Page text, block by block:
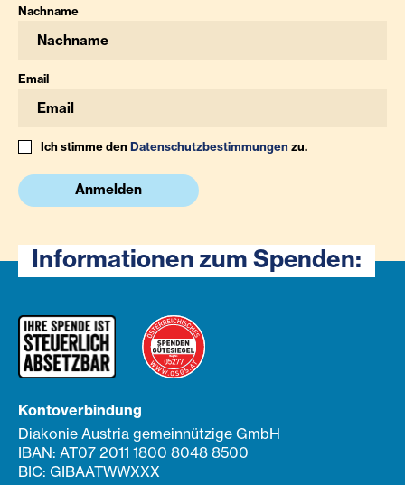
Nachname
Email
Ich stimme denDatenschutzbestimmungenzu.
Anmelden
Informationen zum Spenden:
Kontoverbindung
Diakonie Austria gemeinnützige GmbH
IBAN: AT07 2011 1800 8048 8500
BIC: GIBAATWWXXX